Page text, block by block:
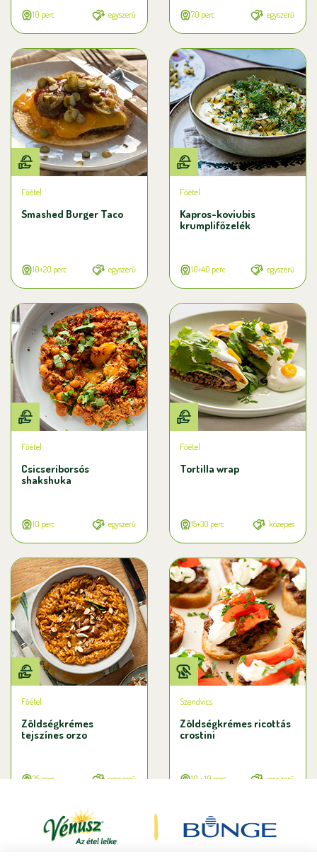
10 perc egyszerű 70 perc egyszerű
Főétel
Smashed Burger Taco
10+20 perc egyszerű
Főétel
Kapros-koviubis
krumplifőzelék
10+40 perc egyszerű
Főétel
Csicseriborsós
shakshuka
10 perc egyszerű
Főétel
Tortilla wrap
15+30 perc közepes
Főétel
Zöldségkrémes
tejszínes orzo
25 perc egyszerű
Szendvics
Zöldségkrémes ricottás
crostini
10 + 10 perc egyszerű